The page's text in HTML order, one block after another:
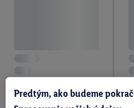
Predtým, ako budeme